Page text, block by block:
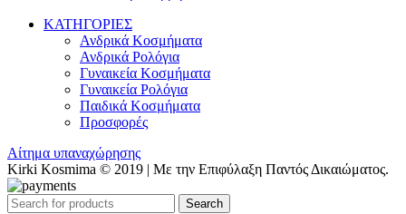
ΚΑΤΗΓΟΡΙΕΣ
Ανδρικά Κοσμήματα
Ανδρικά Ρολόγια
Γυναικεία Κοσμήματα
Γυναικεία Ρολόγια
Παιδικά Κοσμήματα
Προσφορές
Αίτημα υπαναχώρησης
Kirki Kosmima © 2019 | Με την Επιφύλαξη Παντός Δικαιώματος.
Search